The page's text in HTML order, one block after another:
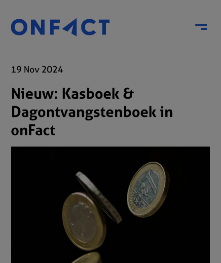
Menu
19 Nov 2024
Nieuw: Kasboek &
Dagontvangstenboek in
onFact